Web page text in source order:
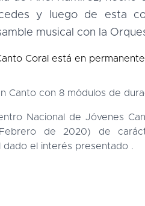
y luego de esta
musical con la
Coral está en
Canto con 8 módulos de
Nacional de Jóvenes
de 2020) de
dado el interés presentado .